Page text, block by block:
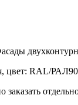
цвет: RAL/